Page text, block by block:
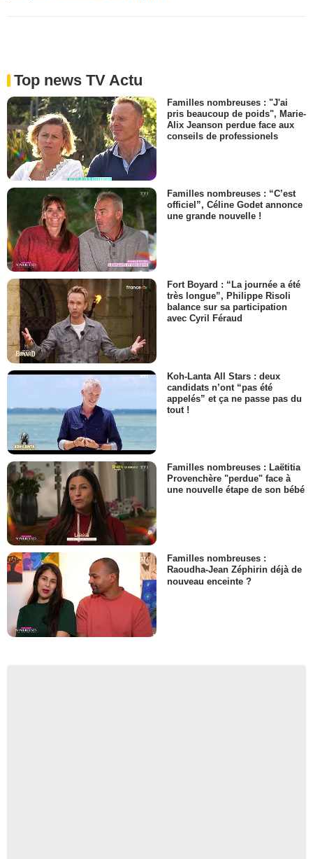
Top news TV Actu
Familles nombreuses : "J'ai
pris beaucoup de poids", Marie-
Alix Jeanson perdue face aux
conseils de professionels
Familles nombreuses : “C’est
officiel”, Céline Godet annonce
une grande nouvelle !
Fort Boyard : “La journée a été
très longue”, Philippe Risoli
balance sur sa participation
avec Cyril Féraud
Koh-Lanta All Stars : deux
candidats n’ont “pas été
appelés” et ça ne passe pas du
tout !
Familles nombreuses : Laëtitia
Provenchère "perdue" face à
une nouvelle étape de son bébé
Familles nombreuses :
Raoudha-Jean Zéphirin déjà de
nouveau enceinte ?